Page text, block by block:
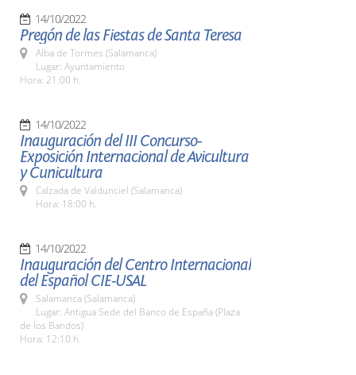
14/10/2022
Pregón de las Fiestas de Santa Teresa
Alba de Tormes (Salamanca)
Lugar: Ayuntamiento
Hora: 21:00 h.
14/10/2022
Inauguración del III Concurso-
Exposición Internacional de Avicultura
y Cunicultura
Calzada de Valdunciel (Salamanca)
Hora: 18:00 h.
14/10/2022
Inauguración del Centro Internacional
del Español CIE-USAL
Salamanca (Salamanca)
Lugar: Antigua Sede del Banco de España (Plaza
de los Bandos)
Hora: 12:10 h.